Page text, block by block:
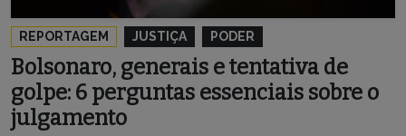
REPORTAGEM JUSTIÇA PODER
Bolsonaro, generais e tentativa de
golpe: 6 perguntas essenciais sobre o
julgamento